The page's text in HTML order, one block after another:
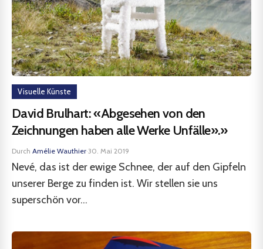
Visuelle Künste
David Brulhart: «Abgesehen von den
Zeichnungen haben alle Werke Unfälle».»
Durch Amélie Wauthier·30. Mai 2019
Nevé, das ist der ewige Schnee, der auf den Gipfeln
unserer Berge zu finden ist. Wir stellen sie uns
superschön vor...